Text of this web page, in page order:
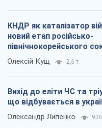
КНДР як каталізатор
новий етап російсько-
північнокорейського
Олексій Кущ 2,6 т.
Вихід до еліти ЧС та
що відбувається в
Олександр Липенко 930